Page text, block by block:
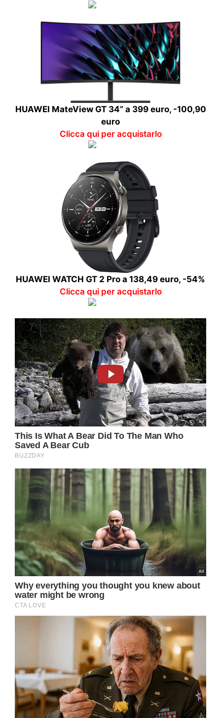
HUAWEI MateView GT 34” a 399 euro, -100,90
euro
Clicca qui per acquistarlo
HUAWEI WATCH GT 2 Pro a 138,49 euro, -54%
Clicca qui per acquistarlo